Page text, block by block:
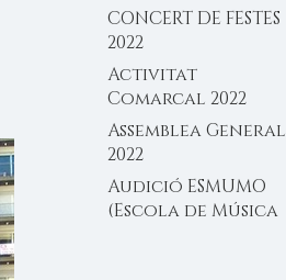
CONCERT DE FESTES
2022
Activitat
Comarcal 2022
Assemblea General
2022
Audició ESMUMO
(Escola de Música